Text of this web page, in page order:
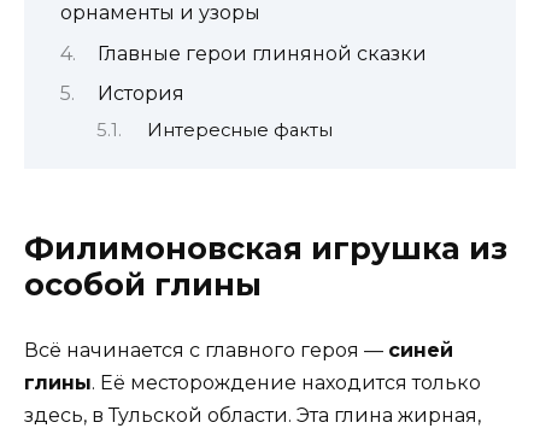
орнаменты и узоры
Главные герои глиняной сказки
История
Интересные факты
Филимоновская игрушка из
особой глины
Всё начинается с главного героя — синей
глины. Её месторождение находится только
здесь, в Тульской области. Эта глина жирная,